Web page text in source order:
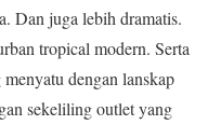
Dan juga lebih dramatis.
tropical modern. Serta
dengan lanskap
sekeliling outlet yang